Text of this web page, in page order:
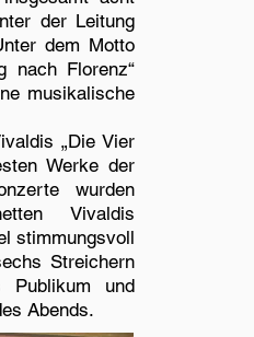
der Leitung
dem Motto
nach Florenz“
musikalische
„Die Vier
Werke der
wurden
Vivaldis
stimmungsvoll
Streichern
Publikum und
Abends.